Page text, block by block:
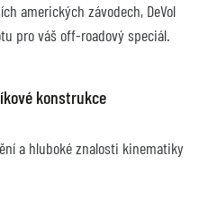
amerických závodech, DeVol
pro váš off-roadový speciál.
konstrukce
a hluboké znalosti kinematiky